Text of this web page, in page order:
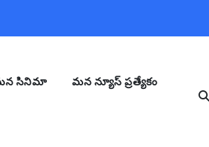
సినిమా మన న్యూస్ ప్రత్యేకం